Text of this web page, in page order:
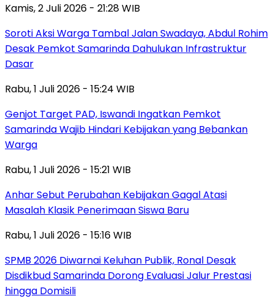
Kamis, 2 Juli 2026 - 21:28 WIB
Soroti Aksi Warga Tambal Jalan Swadaya, Abdul Rohim
Desak Pemkot Samarinda Dahulukan Infrastruktur
Dasar
Rabu, 1 Juli 2026 - 15:24 WIB
Genjot Target PAD, Iswandi Ingatkan Pemkot
Samarinda Wajib Hindari Kebijakan yang Bebankan
Warga
Rabu, 1 Juli 2026 - 15:21 WIB
Anhar Sebut Perubahan Kebijakan Gagal Atasi
Masalah Klasik Penerimaan Siswa Baru
Rabu, 1 Juli 2026 - 15:16 WIB
SPMB 2026 Diwarnai Keluhan Publik, Ronal Desak
Disdikbud Samarinda Dorong Evaluasi Jalur Prestasi
hingga Domisili